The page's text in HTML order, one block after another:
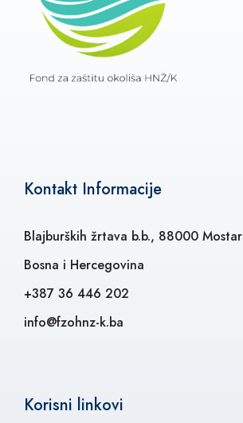
Kontakt Informacije
Blajburških žrtava b.b., 88000 Mostar
Bosna i Hercegovina
+387 36 446 202
info@fzohnz-k.ba
Korisni linkovi